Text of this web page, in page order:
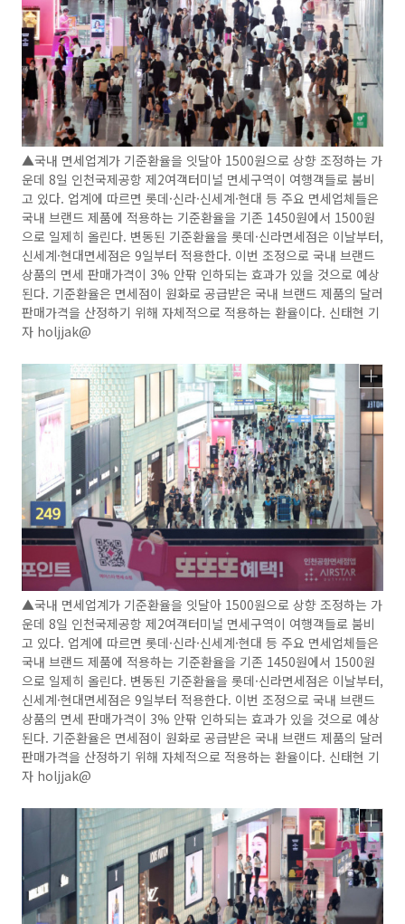
▲국내 면세업계가 기준환율을 잇달아 1500원으로 상향 조정하는 가
운데 8일 인천국제공항 제2여객터미널 면세구역이 여행객들로 붐비
고 있다. 업계에 따르면 롯데·신라·신세계·현대 등 주요 면세업체들은
국내 브랜드 제품에 적용하는 기준환율을 기존 1450원에서 1500원
으로 일제히 올린다. 변동된 기준환율을 롯데·신라면세점은 이날부터,
신세계·현대면세점은 9일부터 적용한다. 이번 조정으로 국내 브랜드
상품의 면세 판매가격이 3% 안팎 인하되는 효과가 있을 것으로 예상
된다. 기준환율은 면세점이 원화로 공급받은 국내 브랜드 제품의 달러
판매가격을 산정하기 위해 자체적으로 적용하는 환율이다. 신태현 기
자 holjjak@
▲국내 면세업계가 기준환율을 잇달아 1500원으로 상향 조정하는 가
운데 8일 인천국제공항 제2여객터미널 면세구역이 여행객들로 붐비
고 있다. 업계에 따르면 롯데·신라·신세계·현대 등 주요 면세업체들은
국내 브랜드 제품에 적용하는 기준환율을 기존 1450원에서 1500원
으로 일제히 올린다. 변동된 기준환율을 롯데·신라면세점은 이날부터,
신세계·현대면세점은 9일부터 적용한다. 이번 조정으로 국내 브랜드
상품의 면세 판매가격이 3% 안팎 인하되는 효과가 있을 것으로 예상
된다. 기준환율은 면세점이 원화로 공급받은 국내 브랜드 제품의 달러
판매가격을 산정하기 위해 자체적으로 적용하는 환율이다. 신태현 기
자 holjjak@